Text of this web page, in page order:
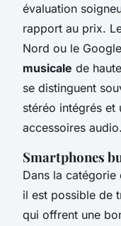
évaluation
rapport au prix.
Nord ou le
musicale de
se distinguent
stéréo intégrés et
accessoires audio.
Smartphones
Dans la catégorie
il est possible de
qui offrent une